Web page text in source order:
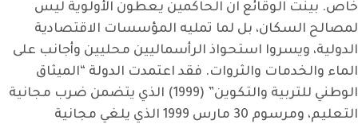
خاص. بينت الوقائع ان الحاكمين يعطون الأولوية ليس
لمصالح السكان، بل لما تمليه المؤسسات الاقتصادية
الدولية، ويسروا استحواذ الرأسماليين محليين وأجانب على
الماء والخدمات والثروات. فقد اعتمدت الدولة “الميثاق
الوطني للتربية والتكوين” (1999) الذي يتضمن ضرب مجانية
التعليم، ومرسوم 30 مارس 1999 الذي يلغي مجانية